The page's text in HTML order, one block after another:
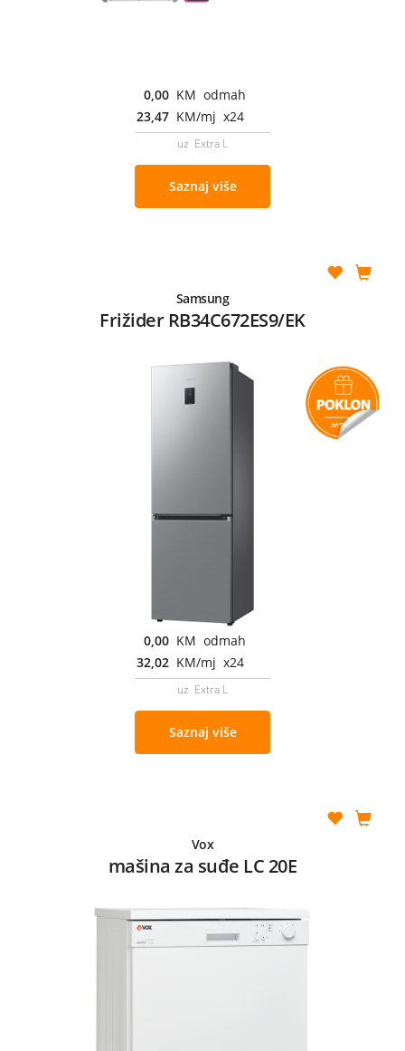
0,00 KM odmah
23,47 KM/mj x24
uz Extra L
Saznaj više
Samsung
Frižider RB34C672ES9/EK
0,00 KM odmah
32,02 KM/mj x24
uz Extra L
Saznaj više
Vox
mašina za suđe LC 20E